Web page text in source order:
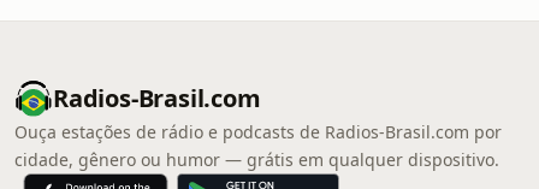
Radios-Brasil.com
Ouça estações de rádio e podcasts de Radios-Brasil.com por
cidade, gênero ou humor — grátis em qualquer dispositivo.